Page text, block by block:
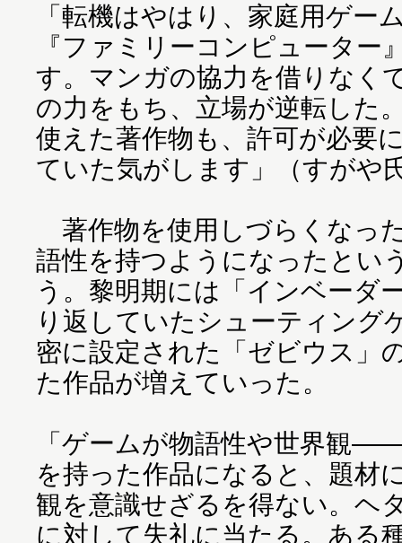
「転機はやはり、家庭用ゲー
『ファミリーコンピューター
す。マンガの協力を借りなく
の力をもち、立場が逆転した
使えた著作物も、許可が必要
ていた気がします」（すがや
著作物を使用しづらくなっ
語性を持つようになったとい
う。黎明期には「インベーダ
り返していたシューティング
密に設定された「ゼビウス」
た作品が増えていった。
「ゲームが物語性や世界観
を持った作品になると、題材
観を意識せざるを得ない。ヘ
に対して失礼に当たる。ある